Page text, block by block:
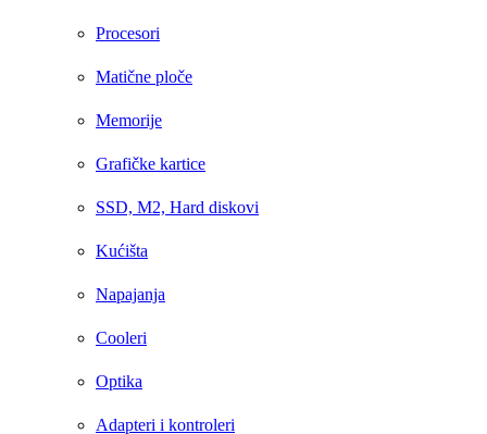
Procesori
Matične ploče
Memorije
Grafičke kartice
SSD, M2, Hard diskovi
Kućišta
Napajanja
Cooleri
Optika
Adapteri i kontroleri